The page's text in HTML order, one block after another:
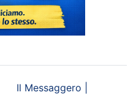
Il Messaggero |